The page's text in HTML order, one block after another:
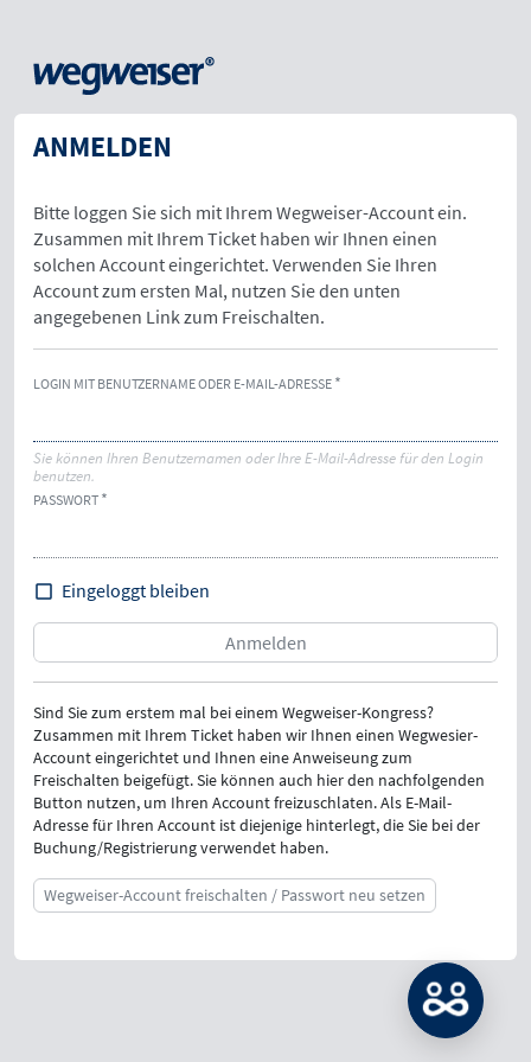
ANMELDEN
Bitte loggen Sie sich mit Ihrem Wegweiser-Account ein.
Zusammen mit Ihrem Ticket haben wir Ihnen einen
solchen Account eingerichtet. Verwenden Sie Ihren
Account zum ersten Mal, nutzen Sie den unten
angegebenen Link zum Freischalten.
LOGIN MIT BENUTZERNAME ODER E-MAIL-ADRESSE
Sie können Ihren Benutzernamen oder Ihre E-Mail-Adresse für den Login
benutzen.
PASSWORT
Eingeloggt bleiben
Sind Sie zum erstem mal bei einem Wegweiser-Kongress?
Zusammen mit Ihrem Ticket haben wir Ihnen einen Wegwesier-
Account eingerichtet und Ihnen eine Anweiseung zum
Freischalten beigefügt. Sie können auch hier den nachfolgenden
Button nutzen, um Ihren Account freizuschlaten. Als E-Mail-
Adresse für Ihren Account ist diejenige hinterlegt, die Sie bei der
Buchung/Registrierung verwendet haben.
Wegweiser-Account freischalten / Passwort neu setzen